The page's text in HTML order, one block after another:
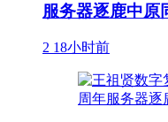
服务器逐鹿中原
2 18小时前